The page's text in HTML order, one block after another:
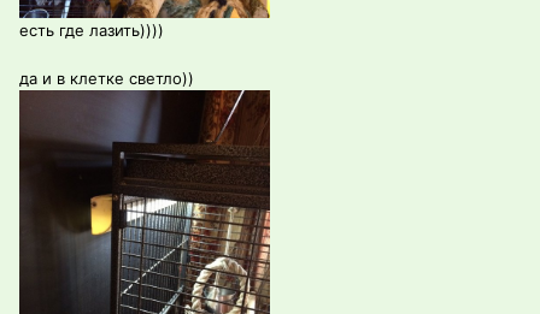
есть где лазить))))
да и в клетке светло))